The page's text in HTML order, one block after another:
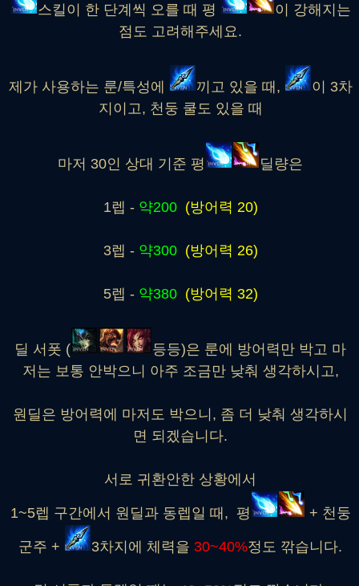
스킬이 한 단계씩 오를 때 평
이 강해지는
점도 고려해주세요.
제가 사용하는 룬/특성에 끼고 있을 때,
이 3차
지이고, 천둥 쿨도 있을 때
마저 30인 상대 기준 평 딜량은
1렙 - 약200 (방어력 20)
3렙 - 약300 (방어력 26)
5렙 - 약380 (방어력 32)
딜 서폿 (
등등)은 룬에 방어력만 박고 마
저는 보통 안박으니 아주 조금만 낮춰 생각하시고,
원딜은 방어력에 마저도 박으니, 좀 더 낮춰 생각하시
면 되겠습니다.
서로 귀환안한 상황에서
1~5렙 구간에서 원딜과 동렙일 때, 평 + 천둥
군주 + 3차지에 체력을 30~40%정도 깎습니다.